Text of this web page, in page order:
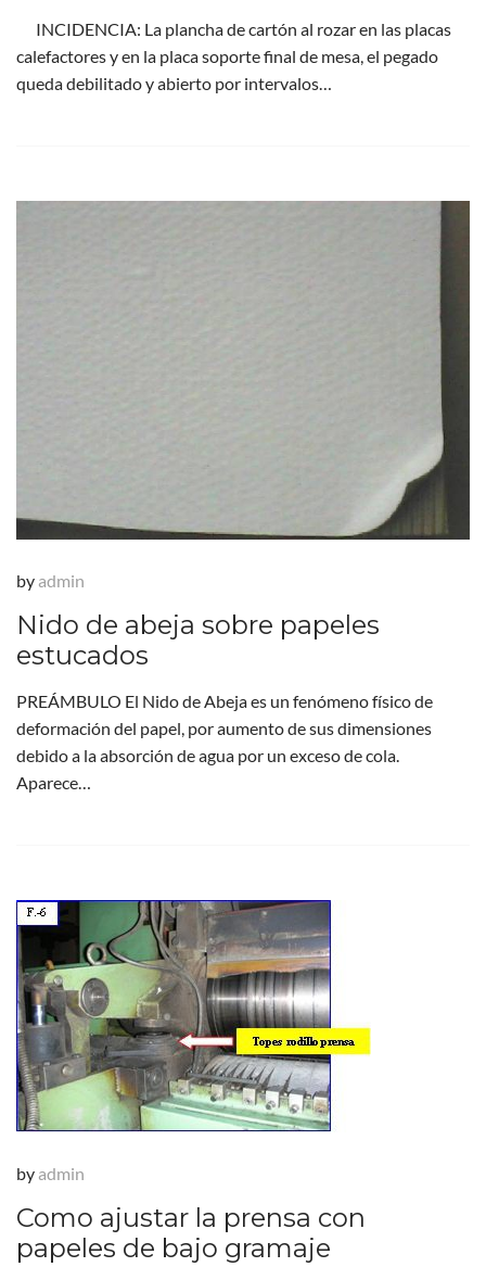
INCIDENCIA: La plancha de cartón al rozar en las placas
calefactores y en la placa soporte final de mesa, el pegado
queda debilitado y abierto por intervalos…
by admin
Nido de abeja sobre papeles
estucados
PREÁMBULO El Nido de Abeja es un fenómeno físico de
deformación del papel, por aumento de sus dimensiones
debido a la absorción de agua por un exceso de cola.
Aparece…
by admin
Como ajustar la prensa con
papeles de bajo gramaje